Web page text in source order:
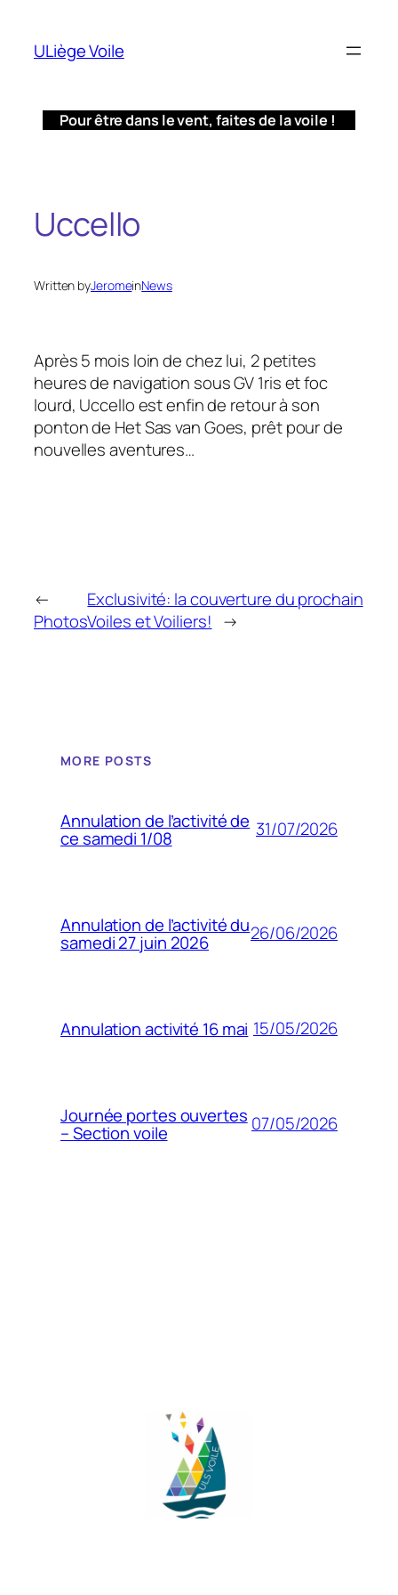
contenu
ULiège Voile
Pour être dans le vent, faites de la voile !
Uccello
Written byJeromeinNews
Après 5 mois loin de chez lui, 2 petites
heures de navigation sous GV 1ris et foc
lourd, Uccello est enfin de retour à son
ponton de Het Sas van Goes, prêt pour de
nouvelles aventures…
←
Photos
Exclusivité: la couverture du prochain
Voiles et Voiliers! →
MORE POSTS
Annulation de l’activité de
ce samedi 1/08 31/07/2026
Annulation de l’activité du
samedi 27 juin 2026 26/06/2026
Annulation activité 16 mai 15/05/2026
Journée portes ouvertes
– Section voile 07/05/2026